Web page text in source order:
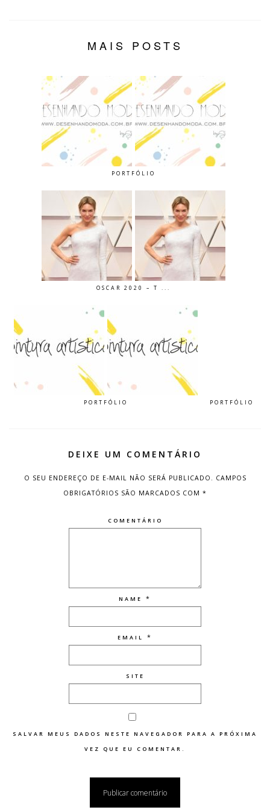
MAIS POSTS
PORTFÓLIO
OSCAR 2020 – T ...
PORTFÓLIO PORTFÓLIO
DEIXE UM COMENTÁRIO
O SEU ENDEREÇO DE E-MAIL NÃO SERÁ PUBLICADO. CAMPOS
OBRIGATÓRIOS SÃO MARCADOS COM *
COMENTÁRIO
NAME *
EMAIL *
SITE
SALVAR MEUS DADOS NESTE NAVEGADOR PARA A PRÓXIMA
VEZ QUE EU COMENTAR.